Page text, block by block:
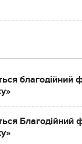
благодійний
Благодійний